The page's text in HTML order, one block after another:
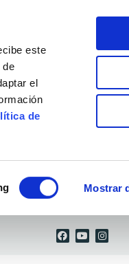
este
de
el
de
Mostrar
a
c
o
u
n
s